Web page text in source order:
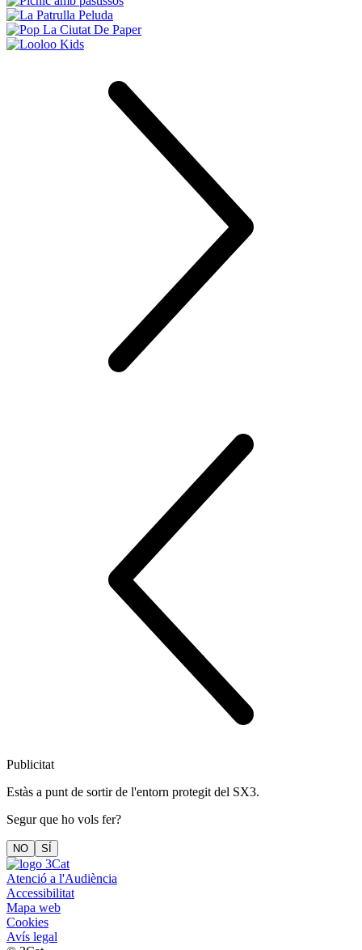
Publicitat
Estàs a punt de sortir de l'entorn protegit del SX3.
Segur que ho vols fer?
NO SÍ
Atenció a l'Audiència
Accessibilitat
Mapa web
Cookies
Avís legal